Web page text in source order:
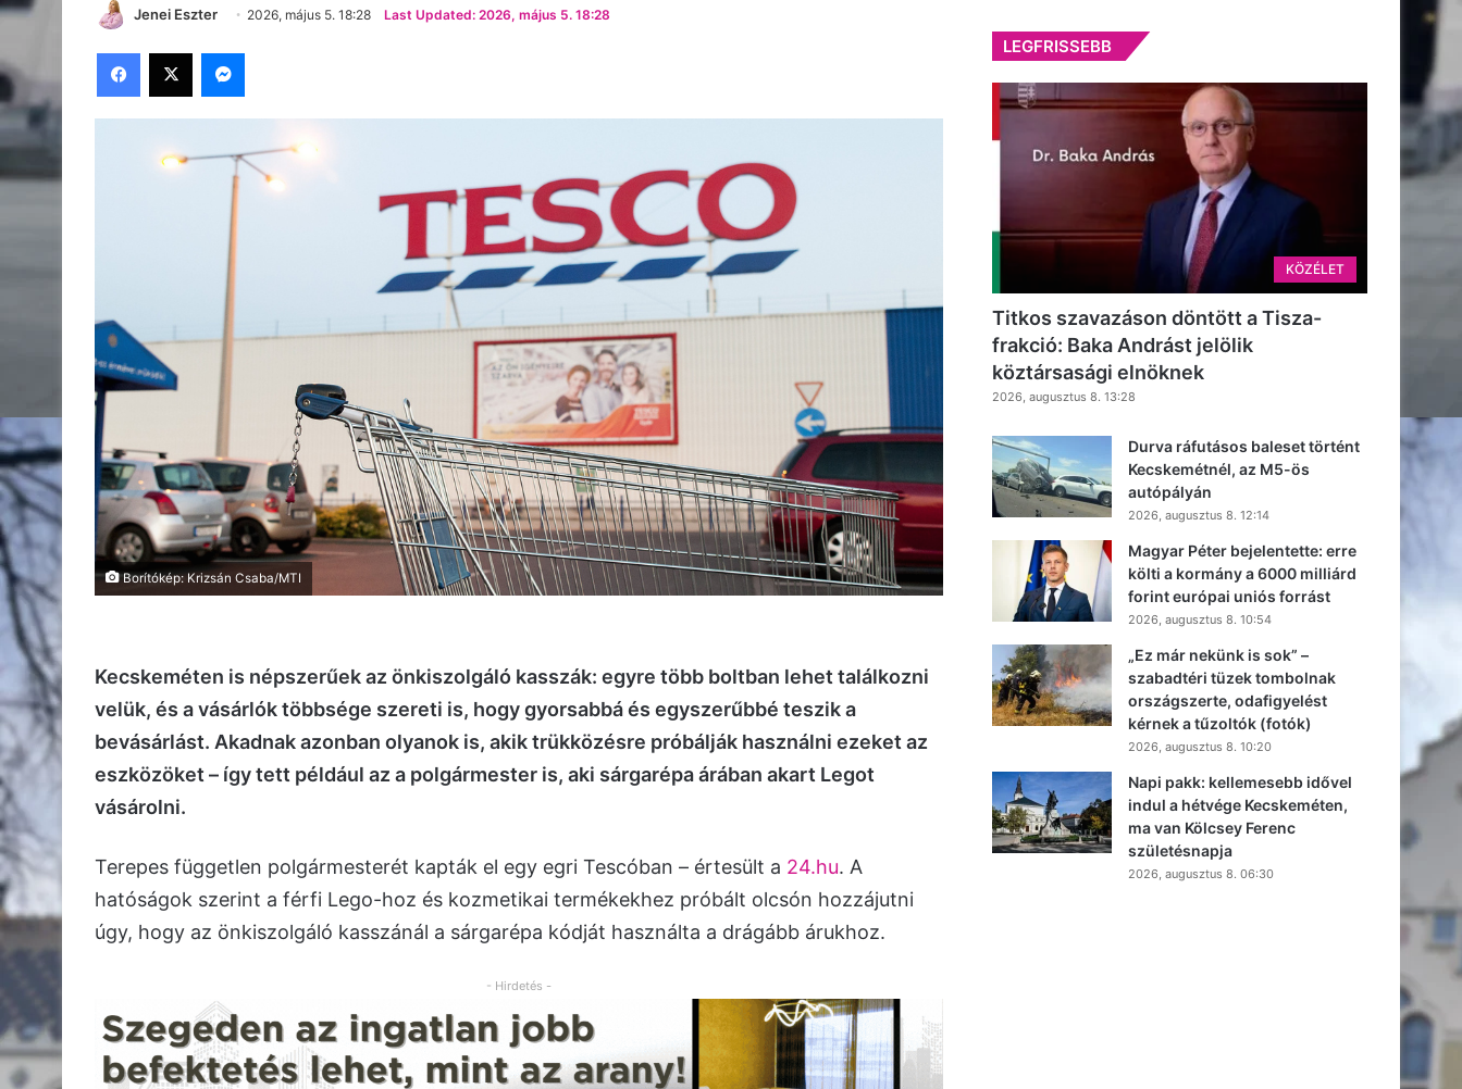
Jenei Eszter 2026, május 5. 18:28 Last Updated: 2026, május 5. 18:28
Facebook
X Messenger
Borítókép: Krizsán Csaba/MTI
Kecskeméten is népszerűek az önkiszolgáló kasszák: egyre több boltban lehet találkozni
velük, és a vásárlók többsége szereti is, hogy gyorsabbá és egyszerűbbé teszik a
bevásárlást. Akadnak azonban olyanok is, akik trükközésre próbálják használni ezeket az
eszközöket – így tett például az a polgármester is, aki sárgarépa árában akart Legot
vásárolni.
Terepes független polgármesterét kapták el egy egri Tescóban – értesült a 24.hu. A
hatóságok szerint a férfi Lego-hoz és kozmetikai termékekhez próbált olcsón hozzájutni
úgy, hogy az önkiszolgáló kasszánál a sárgarépa kódját használta a drágább árukhoz.
- Hirdetés -
LEGFRISSEBB
KÖZÉLET
Titkos szavazáson döntött a Tisza-
frakció: Baka Andrást jelölik
köztársasági elnöknek
2026, augusztus 8. 13:28
Durva ráfutásos baleset történt
Kecskemétnél, az M5-ös
autópályán
2026, augusztus 8. 12:14
Magyar Péter bejelentette: erre
költi a kormány a 6000 milliárd
forint európai uniós forrást
2026, augusztus 8. 10:54
„Ez már nekünk is sok” –
szabadtéri tüzek tombolnak
országszerte, odafigyelést
kérnek a tűzoltók (fotók)
2026, augusztus 8. 10:20
Napi pakk: kellemesebb idővel
indul a hétvége Kecskeméten,
ma van Kölcsey Ferenc
születésnapja
2026, augusztus 8. 06:30